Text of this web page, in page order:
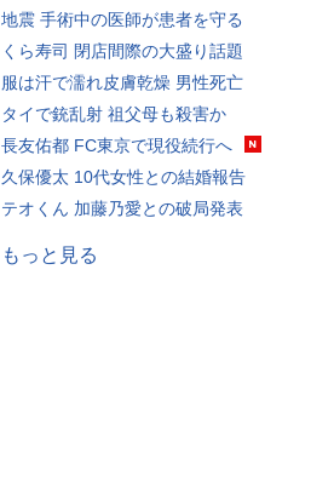
地震 手術中の医師が患者を守る
くら寿司 閉店間際の大盛り話題
服は汗で濡れ皮膚乾燥 男性死亡
タイで銃乱射 祖父母も殺害か
長友佑都 FC東京で現役続行へ
久保優太 10代女性との結婚報告
テオくん 加藤乃愛との破局発表
もっと見る